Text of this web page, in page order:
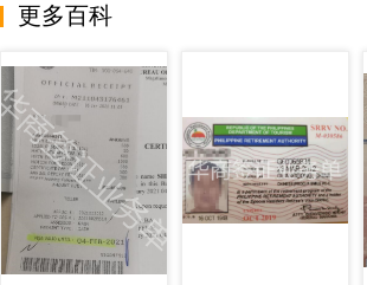
更多百科